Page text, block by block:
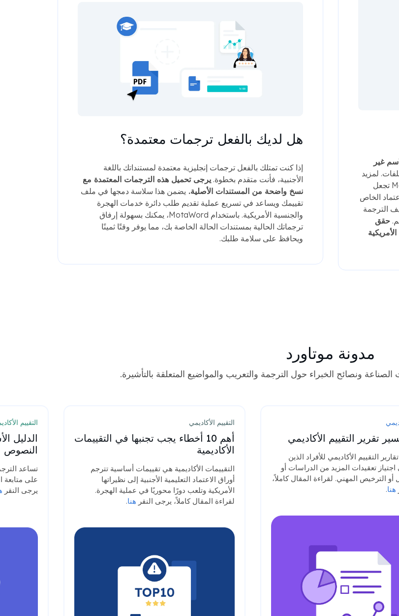
غير
لمزيد
ليس لديك ترجمات؟ MotaWord تجعل
الخاص
الترجمة
حقق
هل لديك بالفعل ترجمات معتمدة؟
إذا كنت تمتلك بالفعل ترجمات إنجليزية معتمدة لمستنداتك باللغة
الأجنبية، فأنت متقدم بخطوة.يرجى تحميل هذه الترجمات المعتمدة مع
نسخ واضحة من المستندات الأصلية. يضمن هذا سلاسة دمجها في ملف
تقييمك ويساعد في تسريع عملية تقديم طلب دائرة خدمات الهجرة
والجنسية الأمريكية. باستخدام MotaWord، يمكنك بسهولة إرفاق
ترجماتك الحالية بمستندات الحالة الخاصة بك، مما يوفر وقتًا ثمينًا
ويحافظ على سلامة طلبك.
مدونة موتاورد
تقرير التقييم الأكاديمي
التقييم الأكاديمي للأفراد الذين
تعقيدات المزيد من الدراسات أو
الترخيص المهني. لقراءة المقال كاملاً،
هنا.
التقييم الأكاديمي
أهم 10 أخطاء يجب تجنبها في التقييمات
الأكاديمية
التقييمات الأكاديمية هي تقييمات أساسية تترجم
أوراق الاعتماد التعليمية الأجنبية إلى نظيراتها
الأمريكية وتلعب دورًا محوريًا في عملية الهجرة.
لقراءة المقال كاملاً، يرجى النقر هنا.
التقييم
الدليل
النصوص
تساعد
على متابعة
يرجى النقر